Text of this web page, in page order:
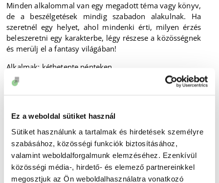
Ez a weboldal sütiket használ
Sütiket használunk a tartalmak és hirdetések személyre
szabásához, közösségi funkciók biztosításához,
valamint weboldalforgalmunk elemzéséhez. Ezenkívül
közösségi média-, hirdető- és elemező partnereinkkel
megosztjuk az Ön weboldalhasználatra vonatkozó
Minden alkalommal van egy megadott téma vagy könyv,
de a beszélgetések mindig szabadon alakulnak. Ha
szeretnél egy helyet, ahol mindenki érti, milyen érzés
beleszeretni egy karakterbe, légy részese a közösségnek
és merülj el a fantasy világában!
Alkalmak: kéthetente pénteken.
Időpont:2026.02. 06.(péntek),
Helyszín:Kisfaludy Károly Könyvtár, Muzeális
gyűjtemény előtere(9021 Győr, Baross Gábor út 4.)
A belépés díjmentes, de könyvtári beiratkozáshoz
kötött!